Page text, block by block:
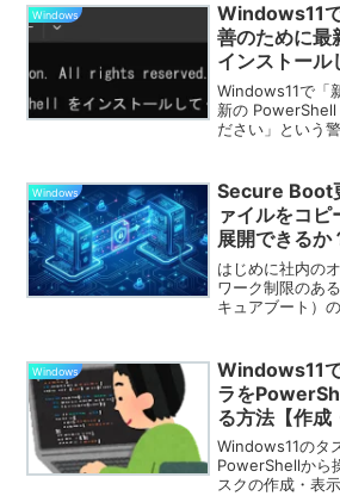
Windows
Windows11
善のために
インストール
の意味と安全
Windows11で「
新の PowerShell
ださい」という
（MSI・Store・
を回避する設定
とめました。
Windows
Secure Boot
ァイルをコ
展開できるか
はじめに社内の
ワーク制限のあ
キュアブート）
コピー・適用で
Windows
Windows11
ラを
る方法【作成
行】
Windows11のタ
PowerShellから
スクの作成・表